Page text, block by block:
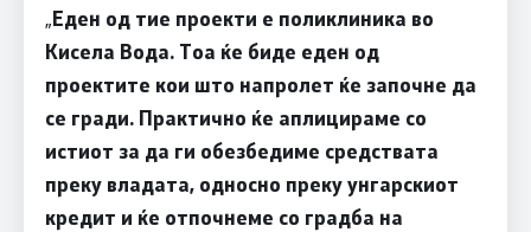
„Еден од тие проекти е поликлиника во
Кисела Вода. Тоа ќе биде еден од
проектите кои што напролет ќе започне да
се гради. Практично ќе аплицираме со
истиот за да ги обезбедиме средствата
преку владата, односно преку унгарскиот
кредит и ќе отпочнеме со градба на